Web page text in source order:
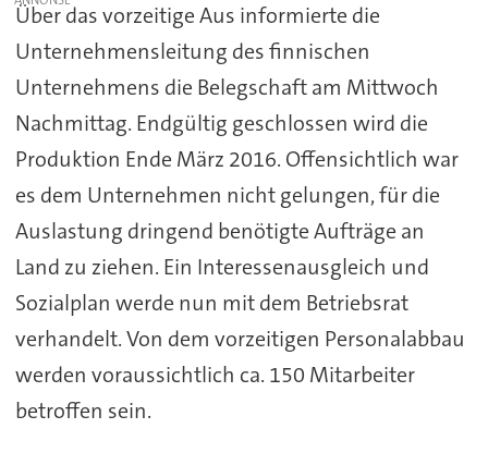
Über das vorzeitige Aus informierte die
Unternehmensleitung des finnischen
Unternehmens die Belegschaft am Mittwoch
Nachmittag. Endgültig geschlossen wird die
Produktion Ende März 2016. Offensichtlich war
es dem Unternehmen nicht gelungen, für die
Auslastung dringend benötigte Aufträge an
Land zu ziehen. Ein Interessenausgleich und
Sozialplan werde nun mit dem Betriebsrat
verhandelt. Von dem vorzeitigen Personalabbau
werden voraussichtlich ca. 150 Mitarbeiter
betroffen sein.